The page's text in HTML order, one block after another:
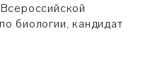
биологии, кандидат